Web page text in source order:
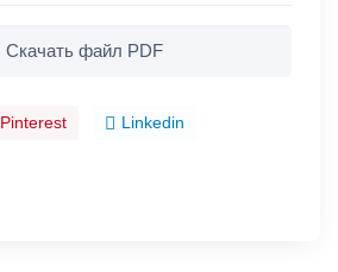
Скачать файл PDF
Pinterest Linkedin